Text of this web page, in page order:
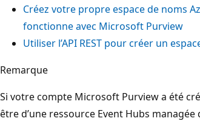
Créez votre propre espace de noms
fonctionne avec Microsoft Purview
Utiliser l’API REST pour créer un
Remarque
Si votre compte Microsoft Purview a été
être d’une ressource Event Hubs